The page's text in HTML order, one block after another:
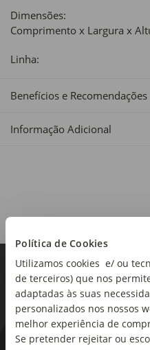
Política de Cookies
Utilizamos cookies e/ ou
de terceiros) que nos
adaptadas às suas
personalizados nos nossos
melhor experiência de
Se pretender rejeitar ou
Dimensões:
Comprimento x Largura x
Linha:
Benefícios e Recomendações
Informação Adicional